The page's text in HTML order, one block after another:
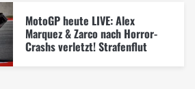
MotoGP heute LIVE: Alex
Marquez & Zarco nach Horror-
Crashs verletzt! Strafenflut